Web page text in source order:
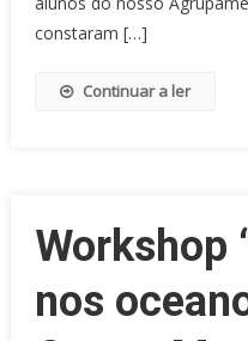
constaram […]
Continuar a ler
Workshop
nos